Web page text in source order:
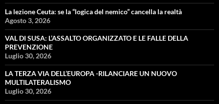
La lezione Ceuta: se la “logica del nemico” cancella la realtà
Agosto 3, 2026
VAL DI SUSA: L’ASSALTO ORGANIZZATO E LE FALLE DELLA
PREVENZIONE
Luglio 30, 2026
LA TERZA VIA DELL’EUROPA -RILANCIARE UN NUOVO
MULTILATERALISMO
Luglio 30, 2026